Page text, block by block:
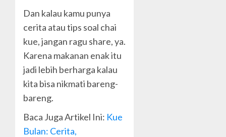
Dan kalau kamu punya
cerita atau tips soal chai
kue, jangan ragu share, ya.
Karena makanan enak itu
jadi lebih berharga kalau
kita bisa nikmati bareng-
bareng.
Baca Juga Artikel Ini: Kue
Bulan: Cerita,